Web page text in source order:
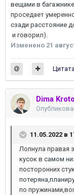
вещами в
проседает
сзади расстояние
и говорил).
Изменено 21
Dima
11.05.2022 в
Лопнула правая
кусок в самом
посторонних
по